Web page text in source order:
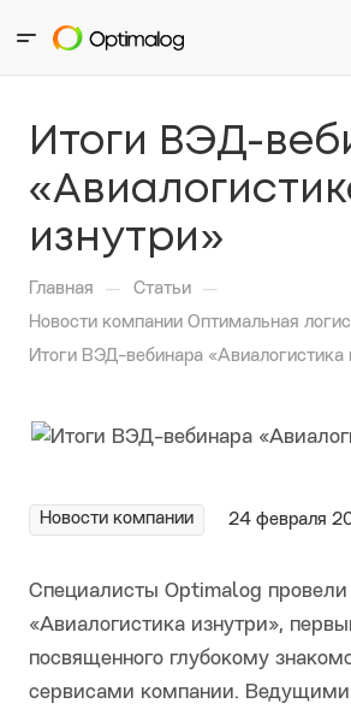
Итоги ВЭД-
изнутри»
Главная — Статьи —
Новости компании Оптимальная
Итоги ВЭД-вебинара «Авиалогистика
Новости компании 24 февраля
Специалисты Optimalog
«Авиалогистика изнутри»,
посвященного глубокому
сервисами компании.